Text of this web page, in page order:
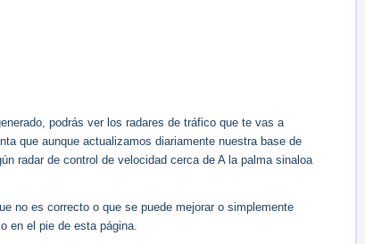
podrás ver los radares de tráfico que te vas a
que aunque actualizamos diariamente nuestra base de
radar de control de velocidad cerca de A la palma sinaloa
no es correcto o que se puede mejorar o simplemente
en el pie de esta página.